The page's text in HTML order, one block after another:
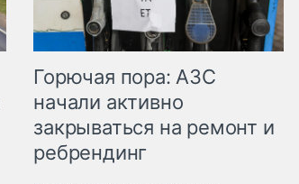
Горючая пора: АЗС
начали активно
закрываться на ремонт и
ребрендинг